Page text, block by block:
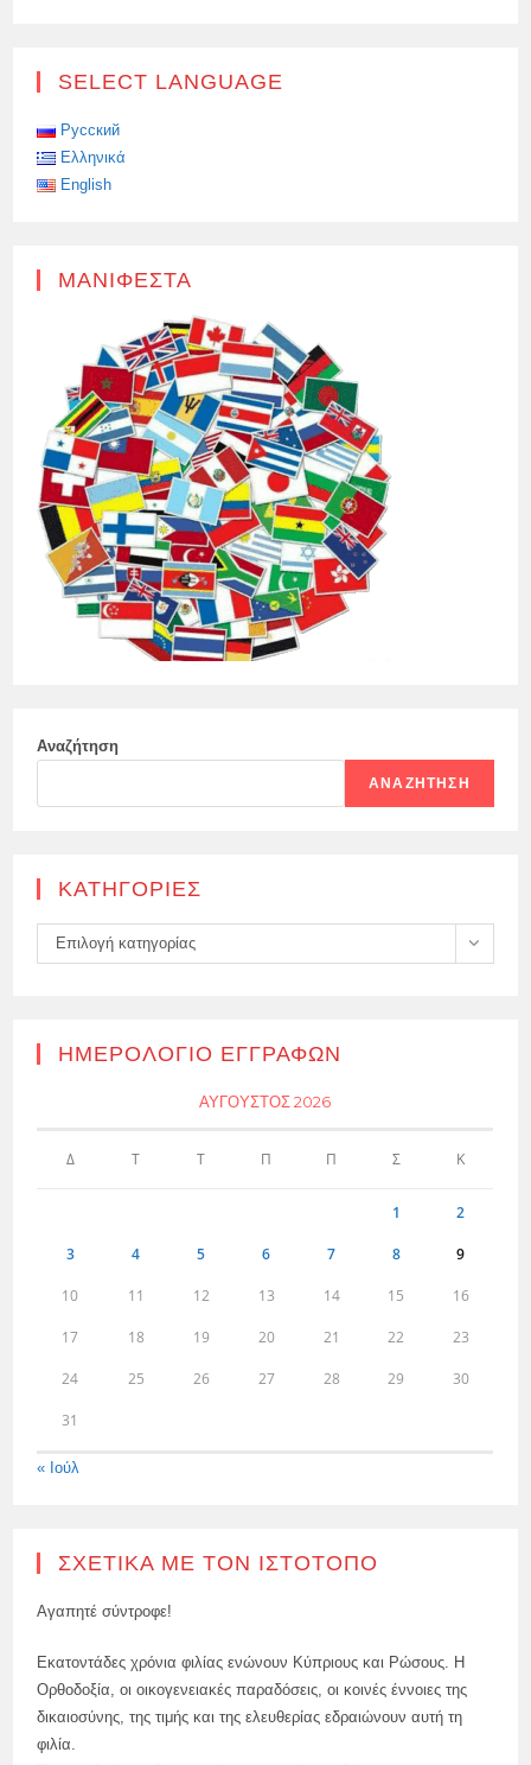
SELECT LANGUAGE
Русский
Ελληνικά
English
ΜΑΝΙΦΈΣΤΑ
Αναζήτηση
ΑΝΑΖΉΤΗΣΗ
KΑΤΗΓΟΡΊΕΣ
Kατηγορίες
Επιλογή κατηγορίας
ΗΜΕΡΟΛΌΓΙΟ ΕΓΓΡΑΦΏΝ
ΑΎΓΟΥΣΤΟΣ 2026
Δ Τ Τ Π Π Σ Κ
1 2
3 4 5 6 7 8 9
10 11 12 13 14 15 16
17 18 19 20 21 22 23
24 25 26 27 28 29 30
31
« Ιούλ
ΣΧΕΤΙΚΆ ΜΕ ΤΟΝ ΙΣΤΌΤΟΠΟ
Αγαπητέ σύντροφε!
Εκατοντάδες χρόνια φιλίας ενώνουν Κύπριους και Ρώσους. Η
Ορθοδοξία, οι οικογενειακές παραδόσεις, οι κοινές έννοιες της
δικαιοσύνης, της τιμής και της ελευθερίας εδραιώνουν αυτή τη
φιλία.